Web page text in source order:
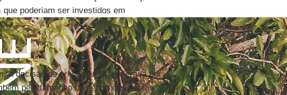
poderiam ser investidos em
a decisão de privatizar foi acelerada por
pelo tamanho do déficit das contas